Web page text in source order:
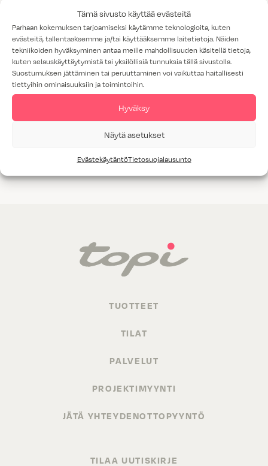
Tämä sivusto käyttää evästeitä
Parhaan kokemuksen tarjoamiseksi käytämme teknologioita, kuten
evästeitä, tallentaaksemme ja/tai käyttääksemme laitetietoja. Näiden
tekniikoiden hyväksyminen antaa meille mahdollisuuden käsitellä tietoja,
kuten selauskäyttäytymistä tai yksilöllisiä tunnuksia tällä sivustolla.
Suostumuksen jättäminen tai peruuttaminen voi vaikuttaa haitallisesti
tiettyihin ominaisuuksiin ja toimintoihin.
Hyväksy
Näytä asetukset
EvästekäytäntöTietosuojalausunto
Maalattu MDF
Massiivipuu
Melamiini
Tammiviilu
Valitettavasti annetuilla hakukriteereillä ei löytynyt yhtään
TUOTTEET
TILAT
PALVELUT
PROJEKTIMYYNTI
JÄTÄ YHTEYDENOTTOPYYNTÖ
TILAA UUTISKIRJE